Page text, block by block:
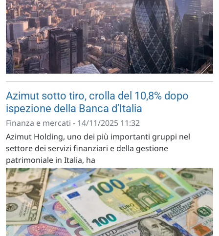
Azimut sotto tiro, crolla del 10,8% dopo
ispezione della Banca d’Italia
Finanza e mercati - 14/11/2025 11:32
Azimut Holding, uno dei più importanti gruppi nel
settore dei servizi finanziari e della gestione
patrimoniale in Italia, ha